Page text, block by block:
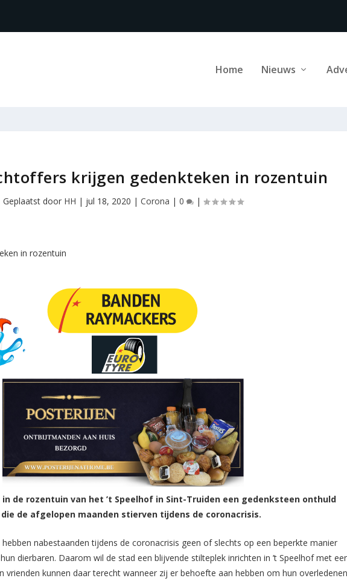
Home Nieuws
krijgen gedenkteken in rozentuin
Geplaatst door HH | jul 18, 2020 | Corona | 0 |
de rozentuin van het ’t Speelhof in Sint-Truiden een gedenksteen onthuld
de afgelopen maanden stierven tijdens de coronacrisis.
nabestaanden tijdens de coronacrisis geen of slechts op een beperkte manier
dierbaren. Daarom wil de stad een blijvende stilteplek inrichten in ’t Speelhof met
vrienden kunnen daar terecht wanneer zij er behoefte aan hebben om hun overledenen